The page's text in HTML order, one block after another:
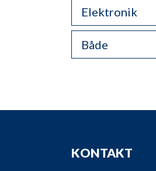
Elektronik
Både
KONTAKT